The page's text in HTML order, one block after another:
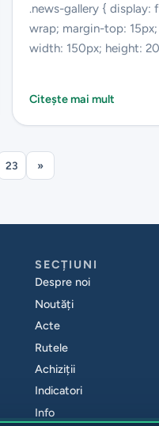
.news-gallery { display: flex; gap: 10px; flex-wrap:
wrap; margin-top: 15px; } .news-gallery img {
width: 150px;
Citește mai mult
23 »
SECȚIUNI
Despre noi
Noutăți
Acte
Rutele
Achiziții
Indicatori
Info